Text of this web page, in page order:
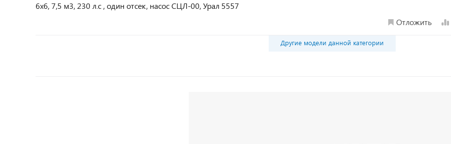
6х6, 7,5 м3, 230 л.с , один отсек, насос СЦЛ-00, Урал 5557
Отложить
Другие модели данной категории